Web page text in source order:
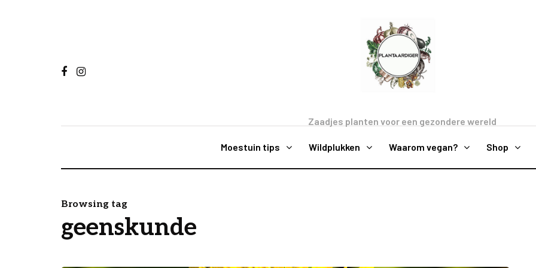
Zaadjes planten voor een gezondere wereld
Moestuin tips Wildplukken Waarom vegan? Shop
Browsing tag
geenskunde